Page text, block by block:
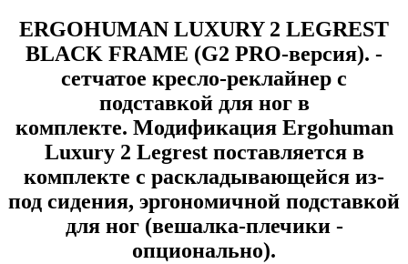
ERGOHUMAN LUXURY 2 LEGREST
BLACK FRAME (G2 PRO-версия). -
сетчатое кресло-реклайнер с
подставкой для ног в
комплекте. Модификация Ergohuman
Luxury 2 Legrest поставляется в
комплекте с раскладывающейся из-
под сидения, эргономичной подставкой
для ног (вешалка-плечики -
опционально).